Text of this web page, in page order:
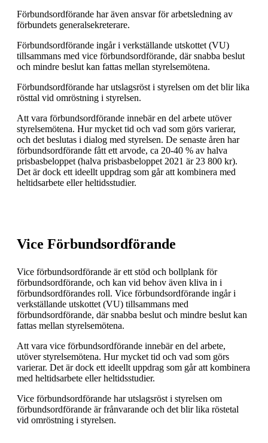
Förbundsordförande har även ansvar för arbetsledning av
förbundets generalsekreterare.
Förbundsordförande ingår i verkställande utskottet (VU)
tillsammans med vice förbundsordförande, där snabba beslut
och mindre beslut kan fattas mellan styrelsemötena.
Förbundsordförande har utslagsröst i styrelsen om det blir lika
rösttal vid omröstning i styrelsen.
Att vara förbundsordförande innebär en del arbete utöver
styrelsemötena. Hur mycket tid och vad som görs varierar,
och det beslutas i dialog med styrelsen. De senaste åren har
förbundsordförande fått ett arvode, ca 20-40 % av halva
prisbasbeloppet (halva prisbasbeloppet 2021 är 23 800 kr).
Det är dock ett ideellt uppdrag som går att kombinera med
heltidsarbete eller heltidsstudier.
Vice Förbundsordförande
Vice förbundsordförande är ett stöd och bollplank för
förbundsordförande, och kan vid behov även kliva in i
förbundsordförandes roll. Vice förbundsordförande ingår i
verkställande utskottet (VU) tillsammans med
förbundsordförande, där snabba beslut och mindre beslut kan
fattas mellan styrelsemötena.
Att vara vice förbundsordförande innebär en del arbete,
utöver styrelsemötena. Hur mycket tid och vad som görs
varierar. Det är dock ett ideellt uppdrag som går att kombinera
med heltidsarbete eller heltidsstudier.
Vice förbundsordförande har utslagsröst i styrelsen om
förbundsordförande är frånvarande och det blir lika röstetal
vid omröstning i styrelsen.